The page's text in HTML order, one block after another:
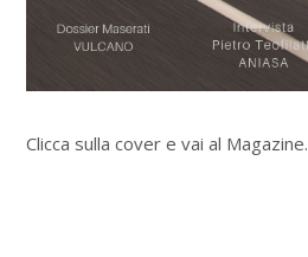
Clicca sulla cover e vai al Magazine.